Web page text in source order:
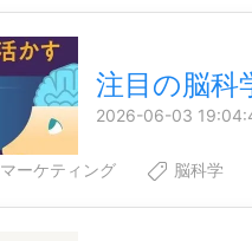
注目の脳科
2026-06-03
マーケティング 脳科学